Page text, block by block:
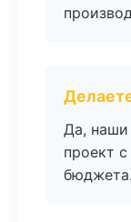
Да, наши
проект
бюджета.